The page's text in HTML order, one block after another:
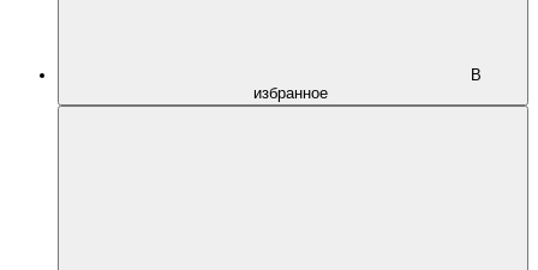
В
избранное